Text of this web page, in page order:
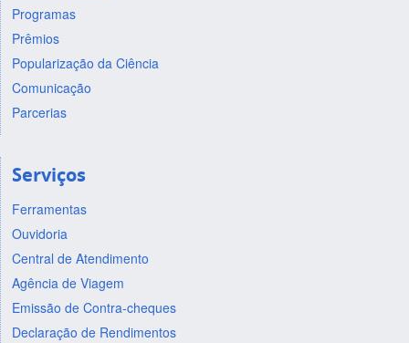
Programas
Prêmios
Popularização da Ciência
Comunicação
Parcerias
Serviços
Ferramentas
Ouvidoria
Central de Atendimento
Agência de Viagem
Emissão de Contra-cheques
Declaração de Rendimentos